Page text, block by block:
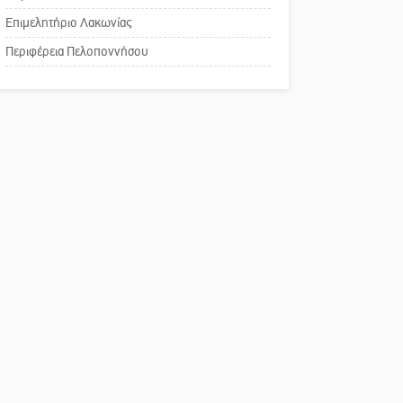
επιδοτούμενες θέσεις στο
πρόγραμμα απασχόλησης
ανέργων 55 ετών και άνω
Πού βρίσκεται το ιστορικό
κέντρο της Σπάρτης;
Επιμελητήριο Λακωνίας
Περιφέρεια Πελοποννήσου